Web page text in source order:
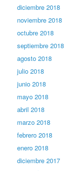
diciembre 2018
noviembre 2018
octubre 2018
septiembre 2018
agosto 2018
julio 2018
junio 2018
mayo 2018
abril 2018
marzo 2018
febrero 2018
enero 2018
diciembre 2017